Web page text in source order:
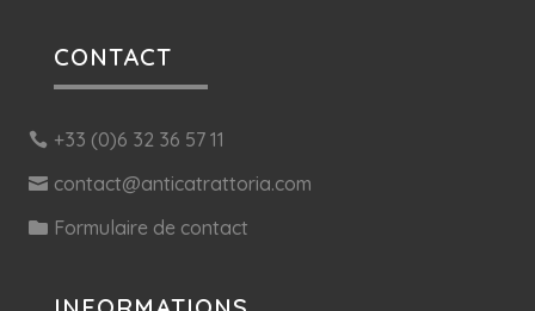
CONTACT
+33 (0)6 32 36 57 11
contact@anticatrattoria.com
Formulaire de contact